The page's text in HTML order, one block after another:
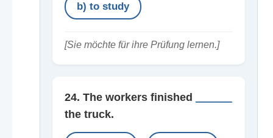
b) to study
[Sie möchte für ihre Prüfung lernen.]
24. The workers finished
the truck.